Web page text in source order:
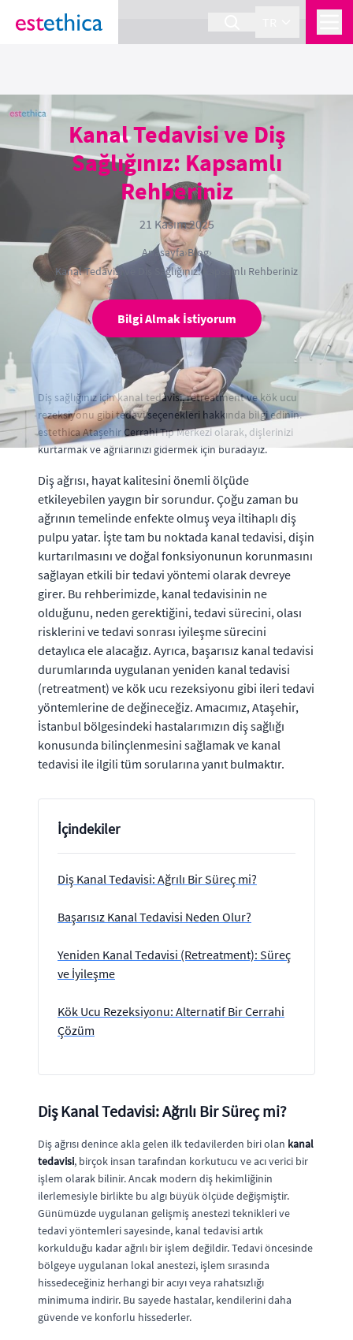
section Service {
Kanal Tedavisi ve Diş
Sağlığınız: Kapsamlı
Rehberiniz
21 Kasım 2025
Anasayfa›Blog›
Kanal Tedavisi ve Diş Sağlığınız: Kapsamlı Rehberiniz
Bilgi Almak İstiyorum
Diş sağlığınız için kanal tedavisi, retreatment ve kök ucu
rezeksiyonu gibi tedavi seçenekleri hakkında bilgi edinin.
estethica Ataşehir Cerrahi Tıp Merkezi olarak, dişlerinizi
kurtarmak ve ağrılarınızı gidermek için buradayız.
Diş ağrısı, hayat kalitesini önemli ölçüde
etkileyebilen yaygın bir sorundur. Çoğu zaman bu
ağrının temelinde enfekte olmuş veya iltihaplı diş
pulpu yatar. İşte tam bu noktada kanal tedavisi, dişin
kurtarılmasını ve doğal fonksiyonunun korunmasını
sağlayan etkili bir tedavi yöntemi olarak devreye
girer. Bu rehberimizde, kanal tedavisinin ne
olduğunu, neden gerektiğini, tedavi sürecini, olası
risklerini ve tedavi sonrası iyileşme sürecini
detaylıca ele alacağız. Ayrıca, başarısız kanal tedavisi
durumlarında uygulanan yeniden kanal tedavisi
(retreatment) ve kök ucu rezeksiyonu gibi ileri tedavi
yöntemlerine de değineceğiz. Amacımız, Ataşehir,
İstanbul bölgesindeki hastalarımızın diş sağlığı
konusunda bilinçlenmesini sağlamak ve kanal
tedavisi ile ilgili tüm sorularına yanıt bulmaktır.
İçindekiler
Diş Kanal Tedavisi: Ağrılı Bir Süreç mi?
Başarısız Kanal Tedavisi Neden Olur?
Yeniden Kanal Tedavisi (Retreatment): Süreç
ve İyileşme
Kök Ucu Rezeksiyonu: Alternatif Bir Cerrahi
Çözüm
Diş Kanal Tedavisi: Ağrılı Bir Süreç mi?
Diş ağrısı denince akla gelen ilk tedavilerden biri olan kanal
tedavisi, birçok insan tarafından korkutucu ve acı verici bir
işlem olarak bilinir. Ancak modern diş hekimliğinin
ilerlemesiyle birlikte bu algı büyük ölçüde değişmiştir.
Günümüzde uygulanan gelişmiş anestezi teknikleri ve
tedavi yöntemleri sayesinde, kanal tedavisi artık
korkulduğu kadar ağrılı bir işlem değildir. Tedavi öncesinde
bölgeye uygulanan lokal anestezi, işlem sırasında
hissedeceğiniz herhangi bir acıyı veya rahatsızlığı
minimuma indirir. Bu sayede hastalar, kendilerini daha
güvende ve konforlu hissederler.